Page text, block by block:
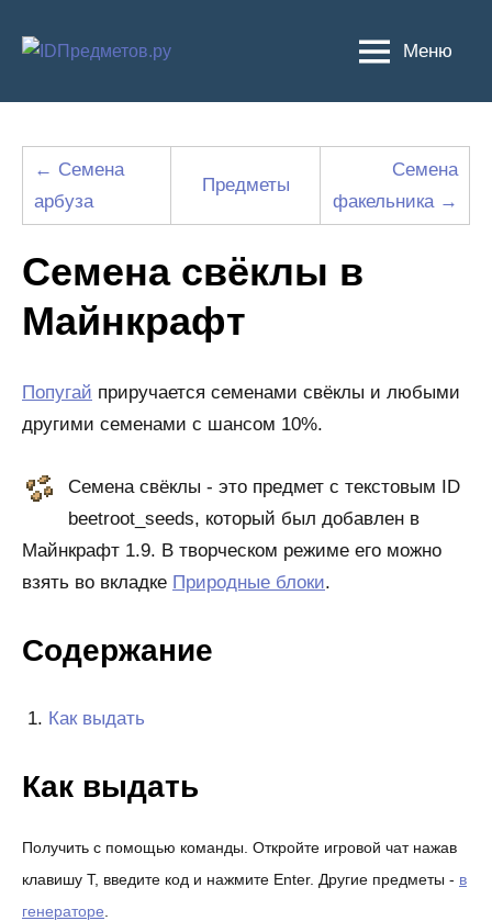
Меню
← Семена
арбуза
Предметы
Семена
факельника →
Семена свёклы в
Майнкрафт
Попугай приручается семенами свёклы и любыми
другими семенами с шансом 10%.
Семена свёклы - это предмет с текстовым ID
beetroot_seeds, который был добавлен в
Майнкрафт 1.9. В творческом режиме его можно
взять во вкладке Природные блоки.
Содержание
Как выдать
Как выдать
Получить с помощью команды. Откройте игровой чат нажав
клавишу T, введите код и нажмите Enter. Другие предметы - в
генераторе.